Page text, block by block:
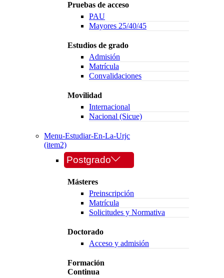
Pruebas de acceso
PAU
Mayores 25/40/45
Estudios de grado
Admisión
Matrícula
Convalidaciones
Movilidad
Internacional
Nacional (Sicue)
Menu-Estudiar-En-La-Urjc
(item2)
Postgrado
Másteres
Preinscripción
Matrícula
Solicitudes y Normativa
Doctorado
Acceso y admisión
Formación
Continua